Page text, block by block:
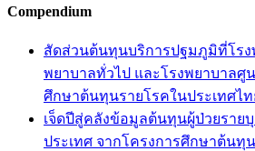
Compendium
สัดส่วนต้นทุนบริการปฐมภูมิที่โรง
พยาบาลทั่วไป และโรงพยาบาลศู
ศึกษาต้นทุนรายโรคในประเทศไท
เจ็ดปีสู่คลังข้อมูลต้นทุนผู้ป่วยราย
ประเทศ จากโครงการศึกษาต้นทุ